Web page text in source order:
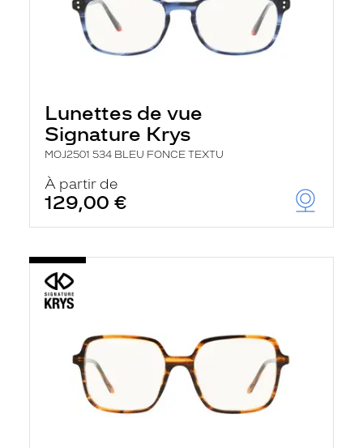
Lunettes de vue
Signature Krys
MOJ2501 534 BLEU FONCE TEXTU
À partir de
129,00 €